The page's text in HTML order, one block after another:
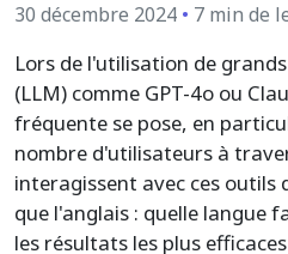
30 décembre 2024 • 7 min de
Lors de l'utilisation de
(LLM) comme GPT-4o ou
fréquente se pose, en
nombre d'utilisateurs à
interagissent avec ces outils
que l'anglais : quelle langue
les résultats les plus